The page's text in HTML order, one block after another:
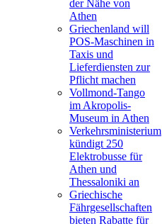
der Nähe von
Athen
Griechenland will
POS-Maschinen in
Taxis und
Lieferdiensten zur
Pflicht machen
Vollmond-Tango
im Akropolis-
Museum in Athen
Verkehrsministerium
kündigt 250
Elektrobusse für
Athen und
Thessaloniki an
Griechische
Fährgesellschaften
bieten Rabatte für